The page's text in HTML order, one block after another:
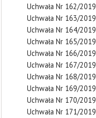
Uchwała Nr 162/2019
Uchwała Nr 163/2019
Uchwała Nr 164/2019
Uchwała Nr 165/2019
Uchwała Nr 166/2019
Uchwała Nr 167/2019
Uchwała Nr 168/2019
Uchwała Nr 169/2019
Uchwała Nr 170/2019
Uchwała Nr 171/2019